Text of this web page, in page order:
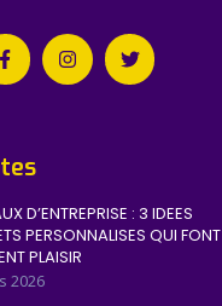
D’ENTREPRISE : 3 IDEES
PERSONNALISES QUI FONT
PLAISIR
2026